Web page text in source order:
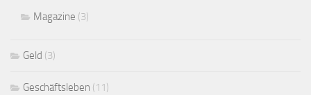
Magazine (3)
Geld (3)
Geschäftsleben (11)